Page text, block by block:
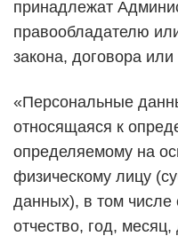
принадлежат
правообладателю
закона, договора
«Персональные
относящаяся к
определяемому на
физическому лицу
данных), в том
отчество, год,